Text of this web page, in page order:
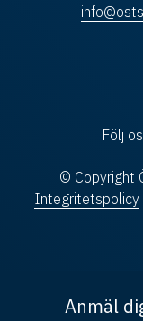
Följ
© Copyright
Integritetspolicy
Anmäl